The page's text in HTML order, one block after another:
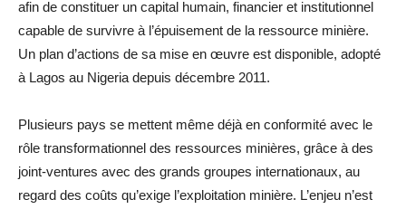
afin de constituer un capital humain, financier et institutionnel
capable de survivre à l’épuisement de la ressource minière.
Un plan d’actions de sa mise en œuvre est disponible, adopté
à Lagos au Nigeria depuis décembre 2011.
Plusieurs pays se mettent même déjà en conformité avec le
rôle transformationnel des ressources minières, grâce à des
joint-ventures avec des grands groupes internationaux, au
regard des coûts qu’exige l’exploitation minière. L’enjeu n’est